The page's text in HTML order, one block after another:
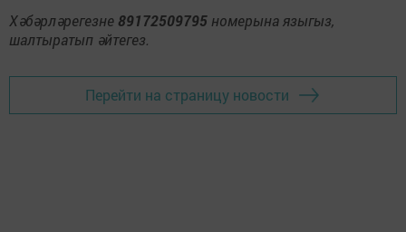
Хәбәрләрегезне 89172509795 номерына языгыз,
шалтыратып әйтегез.
Перейти на страницу новости